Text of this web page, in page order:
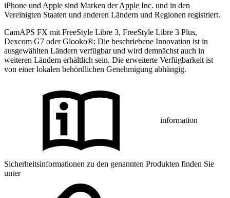
iPhone und Apple sind Marken der Apple Inc. und in den
Vereinigten Staaten und anderen Ländern und Regionen registriert.
CamAPS FX mit FreeStyle Libre 3, FreeStyle Libre 3 Plus,
Dexcom G7 oder Glooko®: Die beschriebene Innovation ist in
ausgewählten Ländern verfügbar und wird demnächst auch in
weiteren Ländern erhältlich sein. Die erweiterte Verfügbarkeit ist
von einer lokalen behördlichen Genehmigung abhängig.
information
Sicherheitsinformationen zu den genannten Produkten finden Sie
unter